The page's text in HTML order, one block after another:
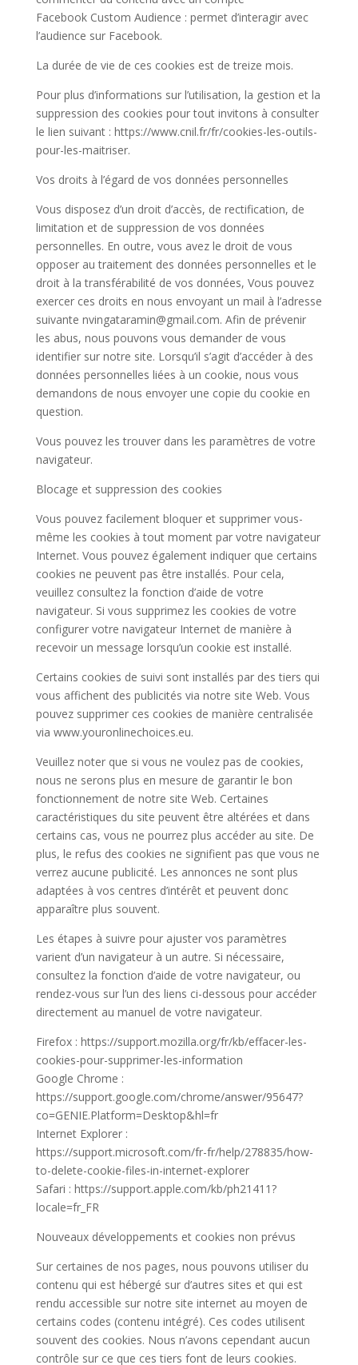
Facebook Custom Audience : permet d’interagir avec
l’audience sur Facebook.
La durée de vie de ces cookies est de treize mois.
Pour plus d’informations sur l’utilisation, la gestion et la
suppression des cookies pour tout invitons à consulter
le lien suivant : https://www.cnil.fr/fr/cookies-les-outils-
pour-les-maitriser.
Vos droits à l’égard de vos données personnelles
Vous disposez d’un droit d’accès, de rectification, de
limitation et de suppression de vos données
personnelles. En outre, vous avez le droit de vous
opposer au traitement des données personnelles et le
droit à la transférabilité de vos données, Vous pouvez
exercer ces droits en nous envoyant un mail à l’adresse
suivante nvingataramin@gmail.com. Afin de prévenir
les abus, nous pouvons vous demander de vous
identifier sur notre site. Lorsqu’il s’agit d’accéder à des
données personnelles liées à un cookie, nous vous
demandons de nous envoyer une copie du cookie en
question.
Vous pouvez les trouver dans les paramètres de votre
navigateur.
Blocage et suppression des cookies
Vous pouvez facilement bloquer et supprimer vous-
même les cookies à tout moment par votre navigateur
Internet. Vous pouvez également indiquer que certains
cookies ne peuvent pas être installés. Pour cela,
veuillez consultez la fonction d’aide de votre
navigateur. Si vous supprimez les cookies de votre
configurer votre navigateur Internet de manière à
recevoir un message lorsqu’un cookie est installé.
Certains cookies de suivi sont installés par des tiers qui
vous affichent des publicités via notre site Web. Vous
pouvez supprimer ces cookies de manière centralisée
via www.youronlinechoices.eu.
Veuillez noter que si vous ne voulez pas de cookies,
nous ne serons plus en mesure de garantir le bon
fonctionnement de notre site Web. Certaines
caractéristiques du site peuvent être altérées et dans
certains cas, vous ne pourrez plus accéder au site. De
plus, le refus des cookies ne signifient pas que vous ne
verrez aucune publicité. Les annonces ne sont plus
adaptées à vos centres d’intérêt et peuvent donc
apparaître plus souvent.
Les étapes à suivre pour ajuster vos paramètres
varient d’un navigateur à un autre. Si nécessaire,
consultez la fonction d’aide de votre navigateur, ou
rendez-vous sur l’un des liens ci-dessous pour accéder
directement au manuel de votre navigateur.
Firefox : https://support.mozilla.org/fr/kb/effacer-les-
cookies-pour-supprimer-les-information
Google Chrome :
https://support.google.com/chrome/answer/95647?
co=GENIE.Platform=Desktop&hl=fr
Internet Explorer :
https://support.microsoft.com/fr-fr/help/278835/how-
to-delete-cookie-files-in-internet-explorer
Safari : https://support.apple.com/kb/ph21411?
locale=fr_FR
Nouveaux développements et cookies non prévus
Sur certaines de nos pages, nous pouvons utiliser du
contenu qui est hébergé sur d’autres sites et qui est
rendu accessible sur notre site internet au moyen de
certains codes (contenu intégré). Ces codes utilisent
souvent des cookies. Nous n’avons cependant aucun
contrôle sur ce que ces tiers font de leurs cookies.